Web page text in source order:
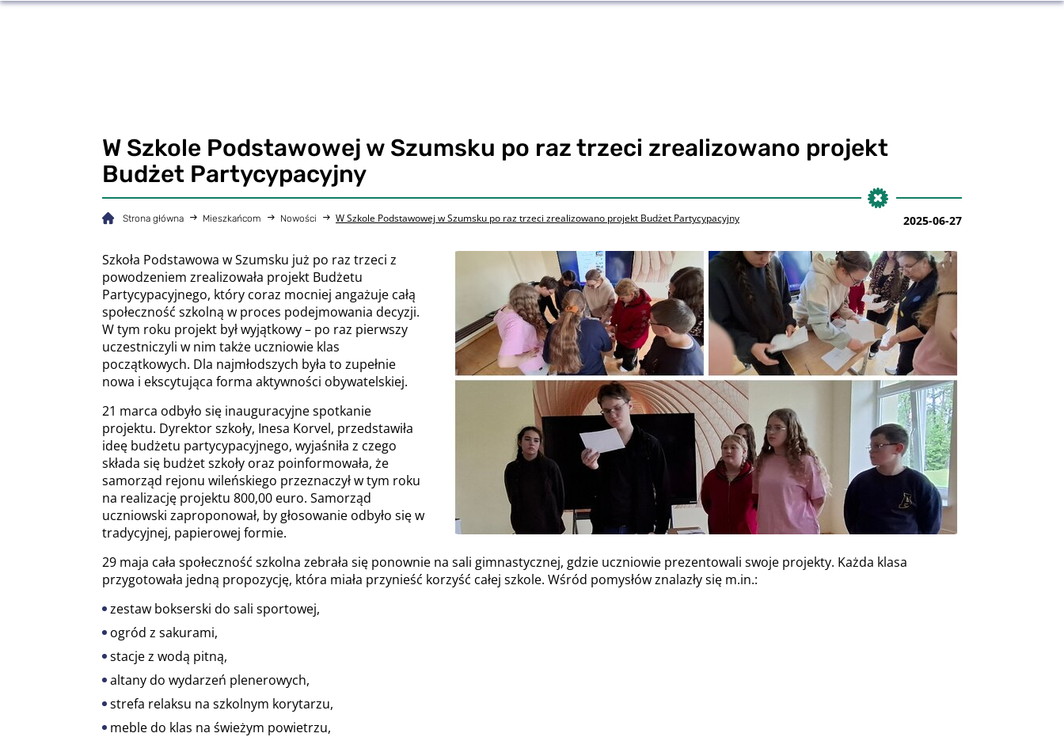
W Szkole Podstawowej w Szumsku po raz trzeci zrealizowano projekt
Budżet Partycypacyjny
Strona główna Mieszkańcom Nowości W Szkole Podstawowej w Szumsku po raz trzeci zrealizowano projekt Budżet Partycypacyjny 2025-06-27
Szkoła Podstawowa w Szumsku już po raz trzeci z
powodzeniem zrealizowała projekt Budżetu
Partycypacyjnego, który coraz mocniej angażuje całą
społeczność szkolną w proces podejmowania decyzji.
W tym roku projekt był wyjątkowy – po raz pierwszy
uczestniczyli w nim także uczniowie klas
początkowych. Dla najmłodszych była to zupełnie
nowa i ekscytująca forma aktywności obywatelskiej.
21 marca odbyło się inauguracyjne spotkanie
projektu. Dyrektor szkoły, Inesa Korvel, przedstawiła
ideę budżetu partycypacyjnego, wyjaśniła z czego
składa się budżet szkoły oraz poinformowała, że
samorząd rejonu wileńskiego przeznaczył w tym roku
na realizację projektu 800,00 euro. Samorząd
uczniowski zaproponował, by głosowanie odbyło się w
tradycyjnej, papierowej formie.
29 maja cała społeczność szkolna zebrała się ponownie na sali gimnastycznej, gdzie uczniowie prezentowali swoje projekty. Każda klasa
przygotowała jedną propozycję, która miała przynieść korzyść całej szkole. Wśród pomysłów znalazły się m.in.:
zestaw bokserski do sali sportowej,
ogród z sakurami,
stacje z wodą pitną,
altany do wydarzeń plenerowych,
strefa relaksu na szkolnym korytarzu,
meble do klas na świeżym powietrzu,